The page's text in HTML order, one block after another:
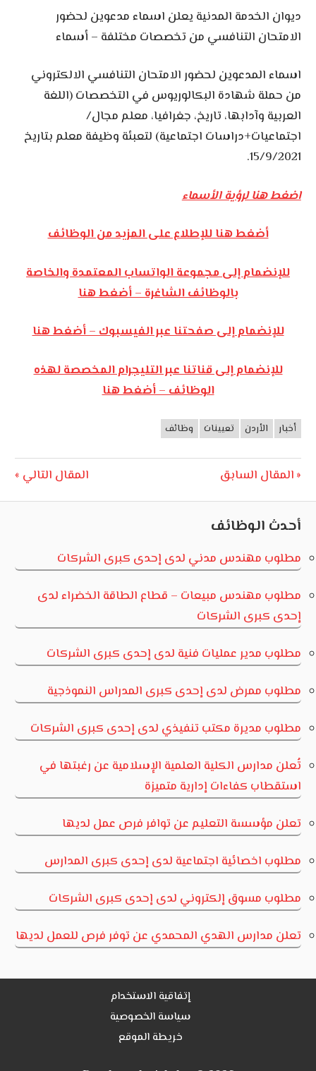
ديوان الخدمة المدنية يعلن اسماء مدعوين لحضور
الامتحان التنافسي من تخصصات مختلفة – أسماء
اسماء المدعوين لحضور الامتحان التنافسي الالكتروني
من حملة شهادة البكالوريوس في التخصصات (اللغة
العربية وآدابها، تاريخ، جغرافيا، معلم مجال/
اجتماعيات+دراسات اجتماعية) لتعبئة وظيفة معلم بتاريخ
15/9/2021.
اضغط هنا لرؤية الأسماء
أضغط هنا للإطلاع على المزيد من الوظائف
للإنضمام إلى مجموعة الواتساب المعتمدة والخاصة
بالوظائف الشاغرة – أضغط هنا
للإنضمام إلى صفحتنا عبر الفيسبوك – أضغط هنا
للإنضمام إلى قناتنا عبر التليجرام المخصصة لهذه
الوظائف – أضغط هنا
وظائف
أخبار الأردن تعيينات وظائف
تصفّح
المقالات
Previous
المقال السابق
Next
المقال التالي
أحدث الوظائف
مطلوب مهندس مدني لدى إحدى كبرى الشركات
مطلوب مهندس مبيعات – قطاع الطاقة الخضراء لدى
إحدى كبرى الشركات
مطلوب مدير عمليات فنية لدى إحدى كبرى الشركات
مطلوب ممرض لدى إحدى كبرى المدراس النموذجية
مطلوب مديرة مكتب تنفيذي لدى إحدى كبرى الشركات
تُعلن مدارس الكلية العلمية الإسلامية عن رغبتها في
استقطاب كفاءات إدارية متميزة
تعلن مؤسسة التعليم عن توافر فرص عمل لديها
مطلوب اخصائية اجتماعية لدى إحدى كبرى المدارس
مطلوب مسوق إلكتروني لدى إحدى كبرى الشركات
تعلن مدارس الهدي المحمدي عن توفر فرص للعمل لديها
إتفاقية الاستخدام
سياسة الخصوصية
خريطة الموقع